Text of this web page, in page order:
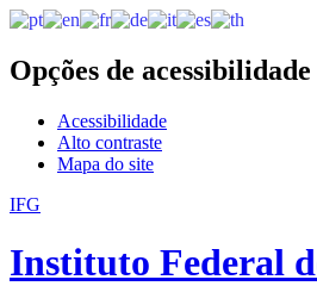
Opções de acessibilidade
Acessibilidade
Alto contraste
Mapa do site
IFG
Instituto Federal